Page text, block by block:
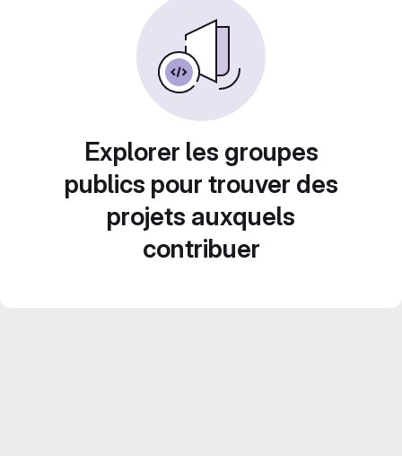
Explorer les groupes
publics pour trouver des
projets auxquels
contribuer